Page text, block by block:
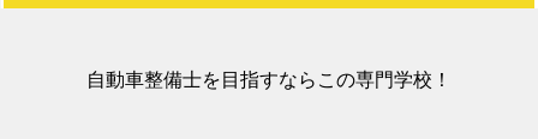
自動車整備士を目指すならこの専門学校！